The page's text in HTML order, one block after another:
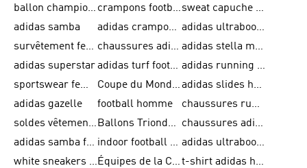
ballon champions league
crampons football adidas en promotion
sweat capuche adidas
adidas samba
adidas crampon terrain ferme
adidas ultraboost homme
survêtement femme adidas
chaussures adidas femme soldes
adidas stella mccartney
adidas superstar
adidas turf football shoes
adidas running adizero
sportswear femme
Coupe du Monde de la FIFA 26™
adidas slides homme
adidas gazelle
football homme
chaussures running adidas
soldes vêtements homme
Ballons Trionda de la Coupe du Monde de la FIFA 26™
chaussures adidas femme
adidas samba femme
indoor football shoes
adidas ultraboost 22
white sneakers adidas
Équipes de la Coupe du Monde de la FIFA 26™ t-shirt adidas homme